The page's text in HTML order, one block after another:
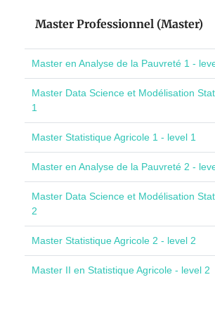
Master Professionnel (Master)
Master en Analyse de la Pauvreté 1 -
Master Data Science et Modélisation
1
Master Statistique Agricole 1 - level 1
Master en Analyse de la Pauvreté 2 -
Master Data Science et Modélisation
2
Master Statistique Agricole 2 - level 2
Master II en Statistique Agricole - level 2